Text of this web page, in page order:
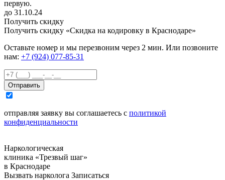
первую.
до 31.10.24
Получить скидку
Получить скидку «Скидка на кодировку в Краснодаре»
Оставьте номер и мы перезвоним через 2 мин. Или позвоните
нам: +7 (924) 077-85-31
Отправить
отправляя заявку вы соглашаетесь с политикой
конфиденциальности
Наркологическая
клиника «Трезвый шаг»
в Краснодаре
Вызвать нарколога Записаться